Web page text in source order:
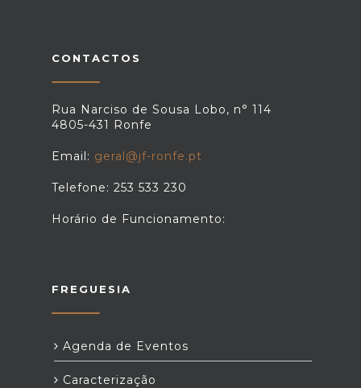
CONTACTOS
Rua Narciso de Sousa Lobo, n° 114
4805-431 Ronfe
Email: geral@jf-ronfe.pt
Telefone: 253 533 230
Horário de Funcionamento:
FREGUESIA
Agenda de Eventos
Caracterização